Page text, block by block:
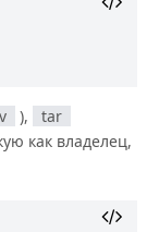
),
tar
как владелец,